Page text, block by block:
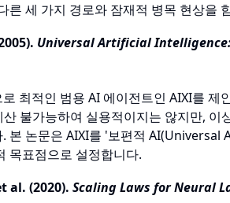
른 세 가지 경로와 잠재적 병목 현상을
Universal Artificial
최적인 범용 AI 에이전트인 AIXI를
산 불가능하여 실용적이지는 않지만,
본 논문은 AIXI를 '보편적 AI(Universal
목표점으로 설정합니다.
al. (2020). Scaling Laws for Neural